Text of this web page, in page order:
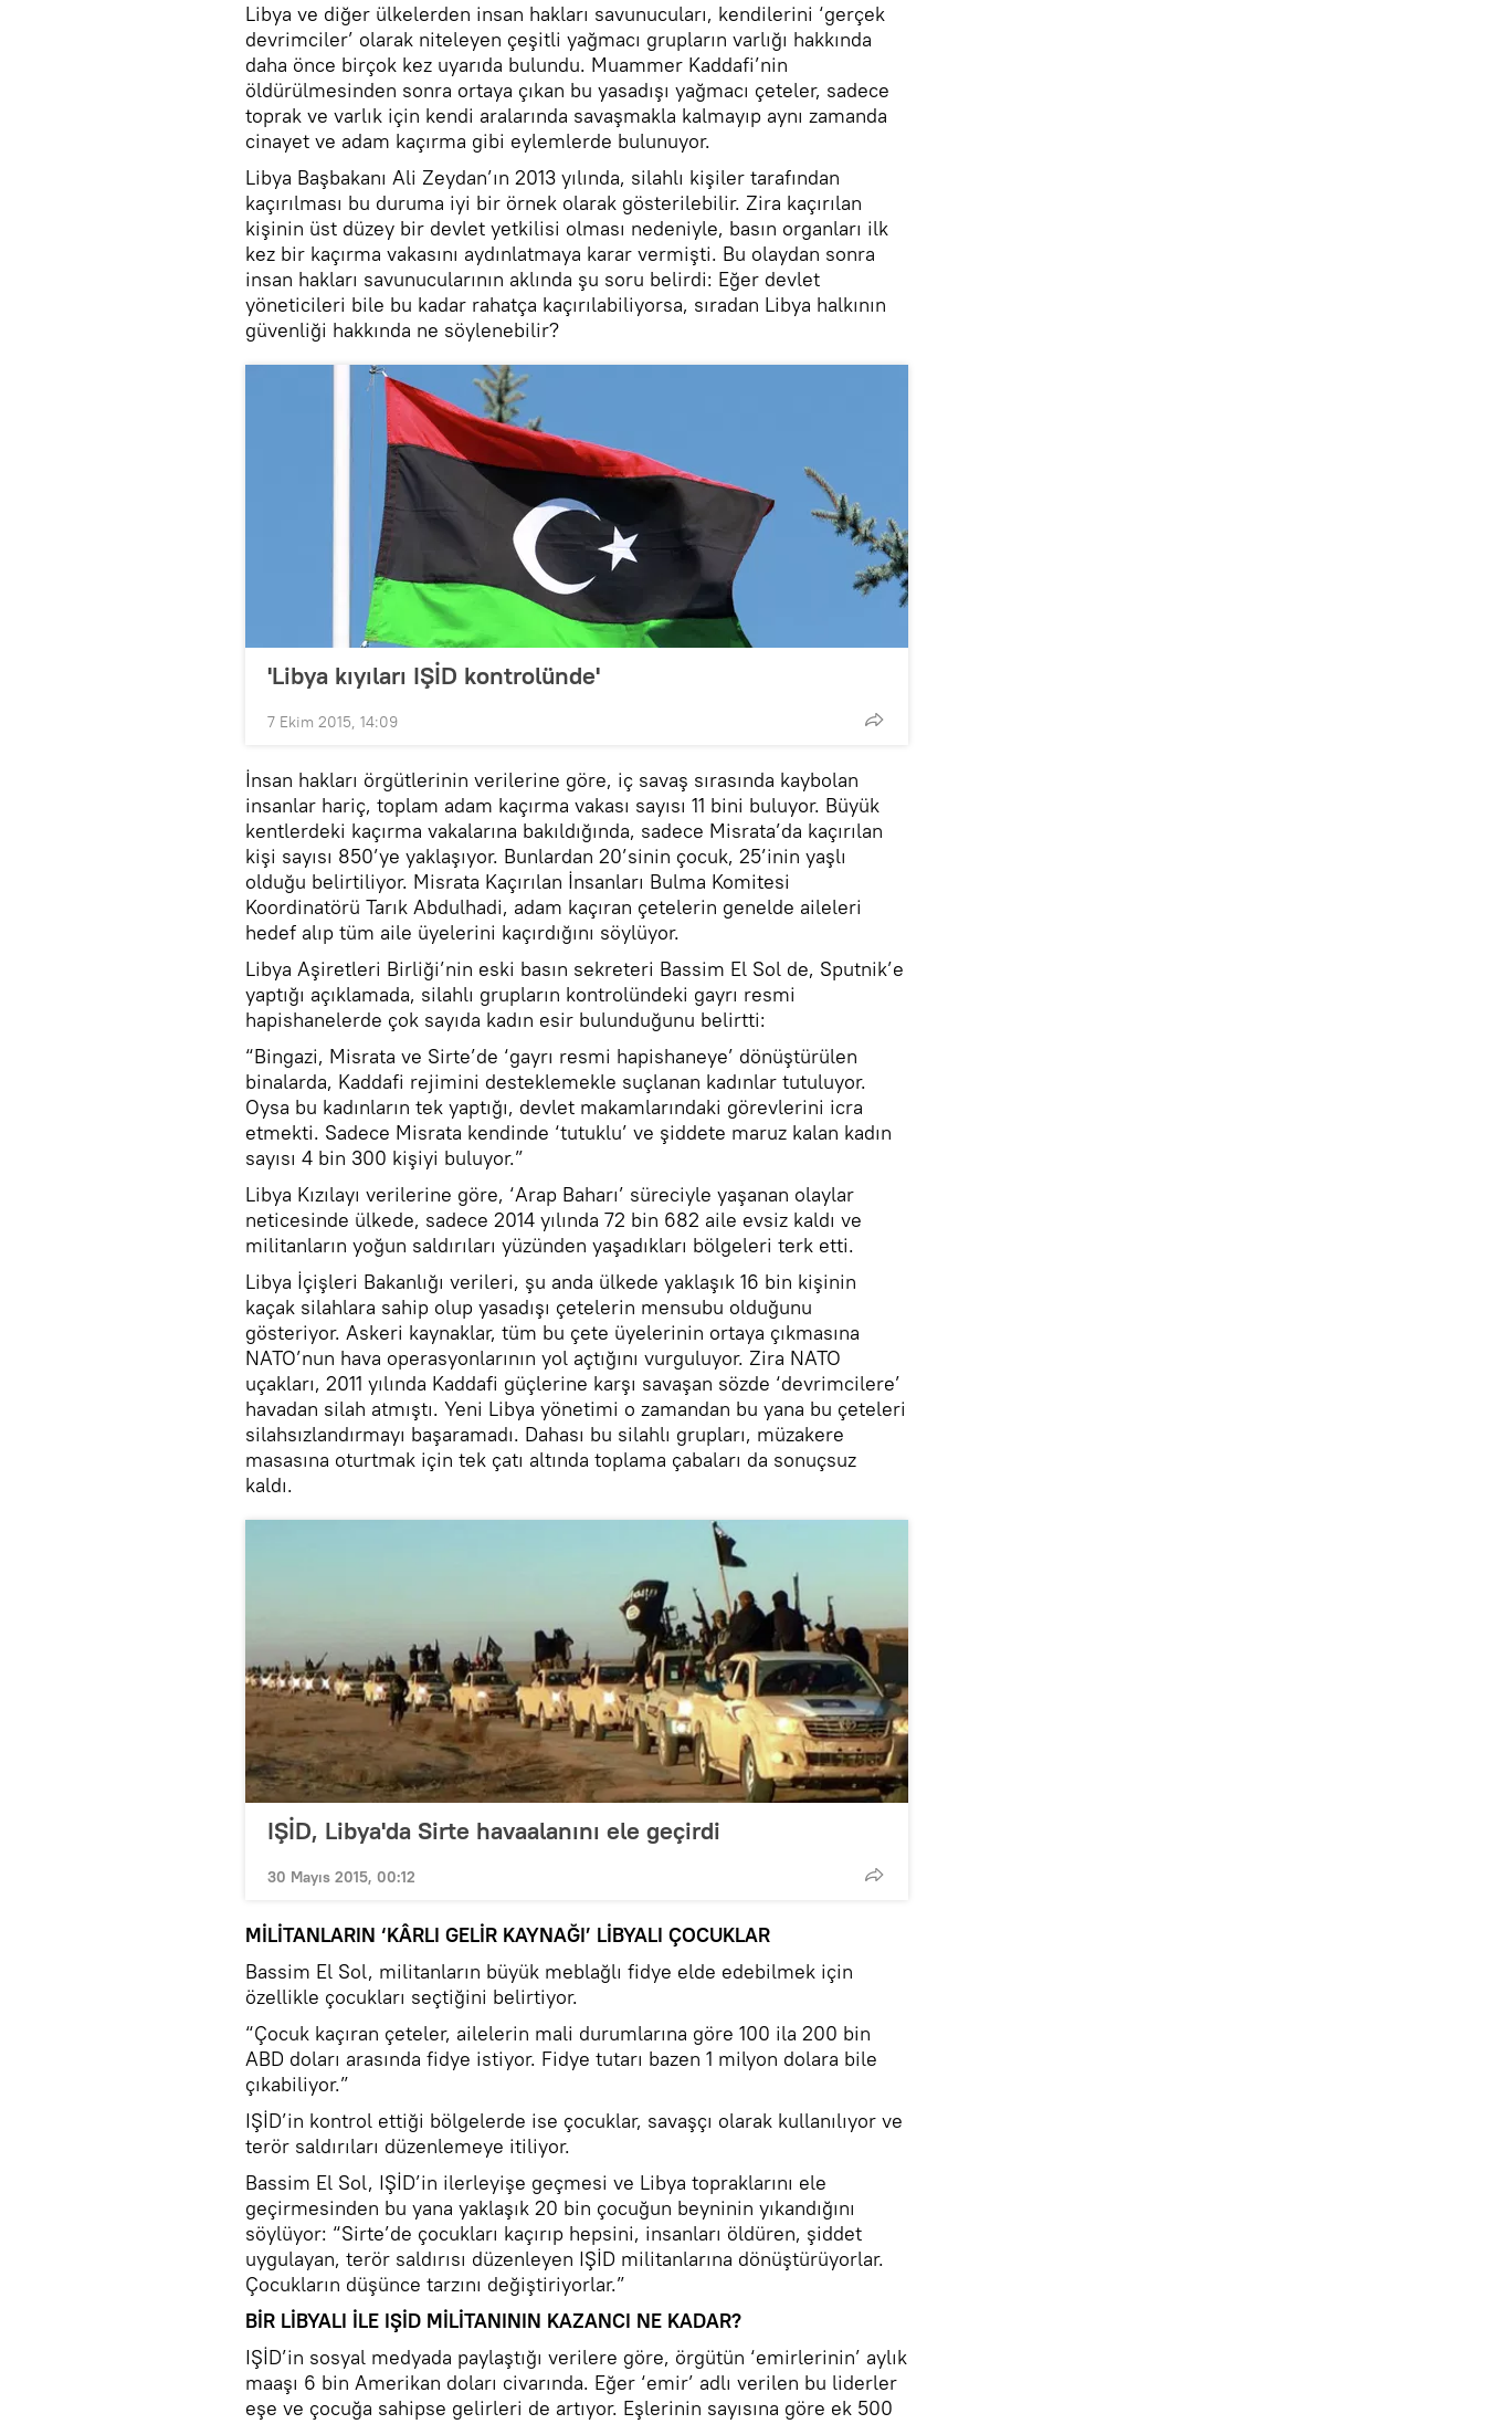
Libya ve diğer ülkelerden insan hakları savunucuları, kendilerini ‘gerçek
devrimciler’ olarak niteleyen çeşitli yağmacı grupların varlığı hakkında
daha önce birçok kez uyarıda bulundu. Muammer Kaddafi’nin
öldürülmesinden sonra ortaya çıkan bu yasadışı yağmacı çeteler, sadece
toprak ve varlık için kendi aralarında savaşmakla kalmayıp aynı zamanda
cinayet ve adam kaçırma gibi eylemlerde bulunuyor.
Libya Başbakanı Ali Zeydan’ın 2013 yılında, silahlı kişiler tarafından
kaçırılması bu duruma iyi bir örnek olarak gösterilebilir. Zira kaçırılan
kişinin üst düzey bir devlet yetkilisi olması nedeniyle, basın organları ilk
kez bir kaçırma vakasını aydınlatmaya karar vermişti. Bu olaydan sonra
insan hakları savunucularının aklında şu soru belirdi: Eğer devlet
yöneticileri bile bu kadar rahatça kaçırılabiliyorsa, sıradan Libya halkının
güvenliği hakkında ne söylenebilir?
'Libya kıyıları IŞİD kontrolünde'
7 Ekim 2015, 14:09
İnsan hakları örgütlerinin verilerine göre, iç savaş sırasında kaybolan
insanlar hariç, toplam adam kaçırma vakası sayısı 11 bini buluyor. Büyük
kentlerdeki kaçırma vakalarına bakıldığında, sadece Misrata’da kaçırılan
kişi sayısı 850’ye yaklaşıyor. Bunlardan 20’sinin çocuk, 25’inin yaşlı
olduğu belirtiliyor. Misrata Kaçırılan İnsanları Bulma Komitesi
Koordinatörü Tarık Abdulhadi, adam kaçıran çetelerin genelde aileleri
hedef alıp tüm aile üyelerini kaçırdığını söylüyor.
Libya Aşiretleri Birliği’nin eski basın sekreteri Bassim El Sol de, Sputnik’e
yaptığı açıklamada, silahlı grupların kontrolündeki gayrı resmi
hapishanelerde çok sayıda kadın esir bulunduğunu belirtti:
“Bingazi, Misrata ve Sirte’de ‘gayrı resmi hapishaneye’ dönüştürülen
binalarda, Kaddafi rejimini desteklemekle suçlanan kadınlar tutuluyor.
Oysa bu kadınların tek yaptığı, devlet makamlarındaki görevlerini icra
etmekti. Sadece Misrata kendinde ‘tutuklu’ ve şiddete maruz kalan kadın
sayısı 4 bin 300 kişiyi buluyor.”
Libya Kızılayı verilerine göre, ‘Arap Baharı’ süreciyle yaşanan olaylar
neticesinde ülkede, sadece 2014 yılında 72 bin 682 aile evsiz kaldı ve
militanların yoğun saldırıları yüzünden yaşadıkları bölgeleri terk etti.
Libya İçişleri Bakanlığı verileri, şu anda ülkede yaklaşık 16 bin kişinin
kaçak silahlara sahip olup yasadışı çetelerin mensubu olduğunu
gösteriyor. Askeri kaynaklar, tüm bu çete üyelerinin ortaya çıkmasına
NATO’nun hava operasyonlarının yol açtığını vurguluyor. Zira NATO
uçakları, 2011 yılında Kaddafi güçlerine karşı savaşan sözde ‘devrimcilere’
havadan silah atmıştı. Yeni Libya yönetimi o zamandan bu yana bu çeteleri
silahsızlandırmayı başaramadı. Dahası bu silahlı grupları, müzakere
masasına oturtmak için tek çatı altında toplama çabaları da sonuçsuz
kaldı.
IŞİD, Libya'da Sirte havaalanını ele geçirdi
30 Mayıs 2015, 00:12
MİLİTANLARIN ‘KÂRLI GELİR KAYNAĞI’ LİBYALI ÇOCUKLAR
Bassim El Sol, militanların büyük meblağlı fidye elde edebilmek için
özellikle çocukları seçtiğini belirtiyor.
“Çocuk kaçıran çeteler, ailelerin mali durumlarına göre 100 ila 200 bin
ABD doları arasında fidye istiyor. Fidye tutarı bazen 1 milyon dolara bile
çıkabiliyor.”
IŞİD’in kontrol ettiği bölgelerde ise çocuklar, savaşçı olarak kullanılıyor ve
terör saldırıları düzenlemeye itiliyor.
Bassim El Sol, IŞİD’in ilerleyişe geçmesi ve Libya topraklarını ele
geçirmesinden bu yana yaklaşık 20 bin çocuğun beyninin yıkandığını
söylüyor: “Sirte’de çocukları kaçırıp hepsini, insanları öldüren, şiddet
uygulayan, terör saldırısı düzenleyen IŞİD militanlarına dönüştürüyorlar.
Çocukların düşünce tarzını değiştiriyorlar.”
BİR LİBYALI İLE IŞİD MİLİTANININ KAZANCI NE KADAR?
IŞİD’in sosyal medyada paylaştığı verilere göre, örgütün ‘emirlerinin’ aylık
maaşı 6 bin Amerikan doları civarında. Eğer ‘emir’ adlı verilen bu liderler
eşe ve çocuğa sahipse gelirleri de artıyor. Eşlerinin sayısına göre ek 500